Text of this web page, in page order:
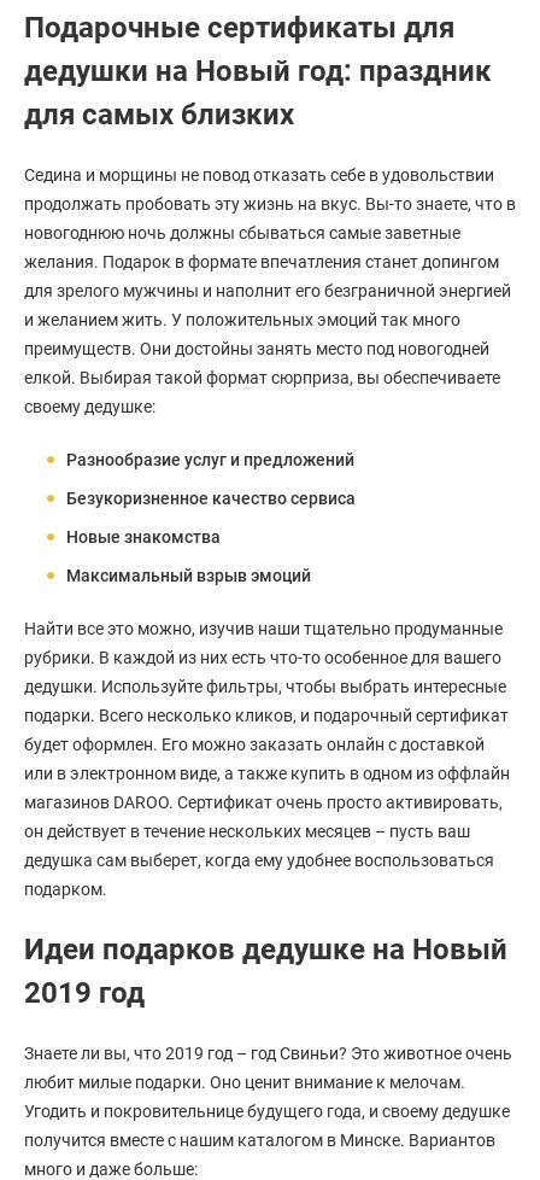
Подарочные сертификаты для
дедушки на Новый год: праздник
для самых близких
Седина и морщины не повод отказать себе в удовольствии
продолжать пробовать эту жизнь на вкус. Вы-то знаете, что в
новогоднюю ночь должны сбываться самые заветные
желания. Подарок в формате впечатления станет допингом
для зрелого мужчины и наполнит его безграничной энергией
и желанием жить. У положительных эмоций так много
преимуществ. Они достойны занять место под новогодней
елкой. Выбирая такой формат сюрприза, вы обеспечиваете
своему дедушке:
Разнообразие услуг и предложений
Безукоризненное качество сервиса
Новые знакомства
Максимальный взрыв эмоций
Найти все это можно, изучив наши тщательно продуманные
рубрики. В каждой из них есть что-то особенное для вашего
дедушки. Используйте фильтры, чтобы выбрать интересные
подарки. Всего несколько кликов, и подарочный сертификат
будет оформлен. Его можно заказать онлайн с доставкой
или в электронном виде, а также купить в одном из оффлайн
магазинов DAROO. Сертификат очень просто активировать,
он действует в течение нескольких месяцев – пусть ваш
дедушка сам выберет, когда ему удобнее воспользоваться
подарком.
Идеи подарков дедушке на Новый
2019 год
Знаете ли вы, что 2019 год – год Свиньи? Это животное очень
любит милые подарки. Оно ценит внимание к мелочам.
Угодить и покровительнице будущего года, и своему дедушке
получится вместе с нашим каталогом в Минске. Вариантов
много и даже больше: